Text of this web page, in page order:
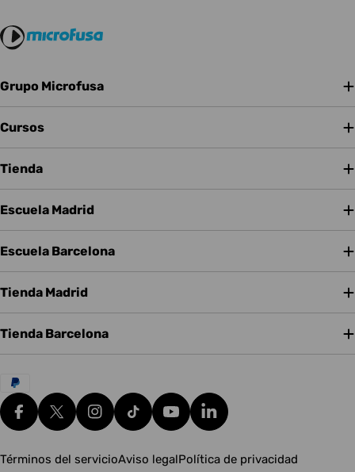
Grupo Microfusa
Cursos
Tienda
Escuela Madrid
Escuela Barcelona
Tienda Madrid
Tienda Barcelona
Métodos
de
pagoFacebookX (Twitter)Instagram
tiktok YouTubeTranslation missing:
Términos del servicioAviso legalPolítica de privacidad